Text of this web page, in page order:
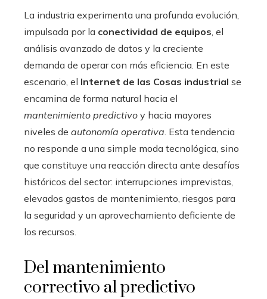
La industria experimenta una profunda evolución,
impulsada por la conectividad de equipos, el
análisis avanzado de datos y la creciente
demanda de operar con más eficiencia. En este
escenario, el Internet de las Cosas industrial se
encamina de forma natural hacia el
mantenimiento predictivo y hacia mayores
niveles de autonomía operativa. Esta tendencia
no responde a una simple moda tecnológica, sino
que constituye una reacción directa ante desafíos
históricos del sector: interrupciones imprevistas,
elevados gastos de mantenimiento, riesgos para
la seguridad y un aprovechamiento deficiente de
los recursos.
Del mantenimiento
correctivo al predictivo